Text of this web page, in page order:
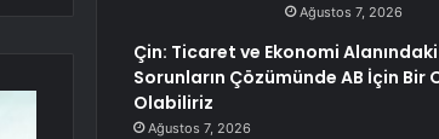
Ağustos 7, 2026
Çin: Ticaret ve Ekonomi Alanındaki
Sorunların Çözümünde AB İçin Bir
Olabiliriz
Ağustos 7, 2026